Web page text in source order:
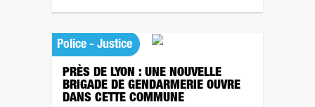
Police - Justice
PRÈS DE LYON : UNE NOUVELLE
BRIGADE DE GENDARMERIE OUVRE
DANS CETTE COMMUNE